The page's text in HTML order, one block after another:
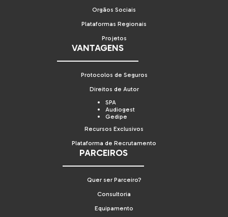
Orgãos Sociais
Plataformas Regionais
Projetos
VANTAGENS
Protocolos de Seguros
Direitos de Autor
SPA
Audiogest
Gedipe
Recursos Exclusivos
Plataforma de Recrutamento
PARCEIROS
Quer ser Parceiro?
Consultoria
Equipamento